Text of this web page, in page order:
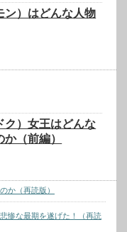
ン）はどんな人物
ク）女王はどんな
（前編）
か（再読版）
惨な最期を遂げた！（再読